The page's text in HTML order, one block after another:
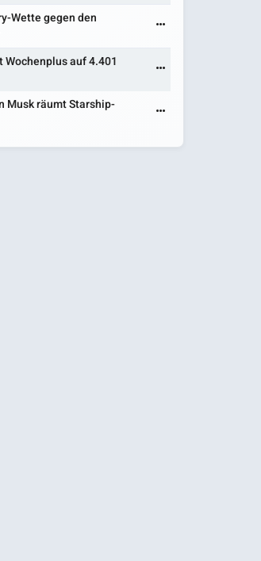
Wette gegen den
Wochenplus auf 4.401
Musk räumt Starship-